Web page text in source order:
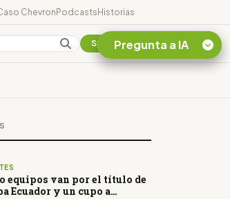
ChevronPodcastsHistorias
Suscribirse
equipos van por el título de
Ecuador y un cupo a
Pregunta a IA